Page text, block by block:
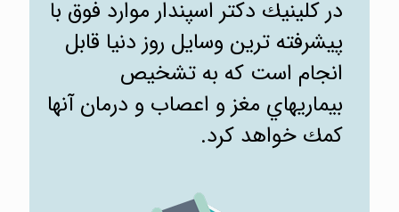
در كلينيك دكتر اسپندار موارد فوق با
پيشرفته ترين وسايل روز دنيا قابل
انجام است كه به تشخيص
بيماريهاي مغز و اعصاب و درمان آنها
كمك خواهد كرد.